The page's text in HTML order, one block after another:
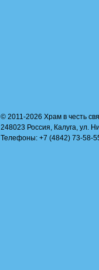
© 2011-2026 Храм в честь
248023 Россия, Калуга, ул.
Телефоны: +7 (4842) 73-58-